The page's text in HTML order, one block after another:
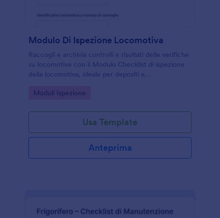
Modulo Di Ispezione Locomotiva
Raccogli e archivia controlli e risultati delle verifiche
su locomotive con il Modulo Checklist di ispezione
della locomotiva, ideale per depositi e
raccolta dati in Jotform.
Go to Category:
Moduli Ispezione
Usa Template
Anteprima